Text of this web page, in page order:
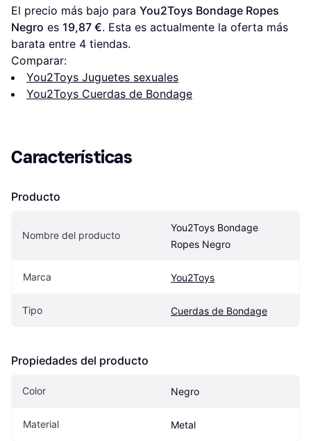
El precio más bajo para You2Toys Bondage Ropes
Negro es 19,87 €. Esta es actualmente la oferta más
barata entre 4 tiendas.
Comparar:
You2Toys Juguetes sexuales
You2Toys Cuerdas de Bondage
Características
Producto
Nombre del producto
You2Toys Bondage
Ropes Negro
Marca You2Toys
Tipo Cuerdas de Bondage
Propiedades del producto
Color Negro
Material Metal